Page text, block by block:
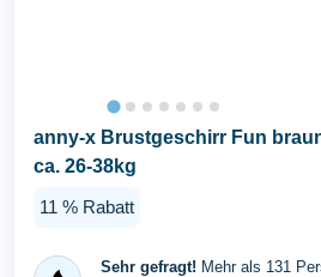
anny-x Brustgeschirr Fun
ca. 26-38kg
11 % Rabatt
Sehr gefragt! Mehr als 131